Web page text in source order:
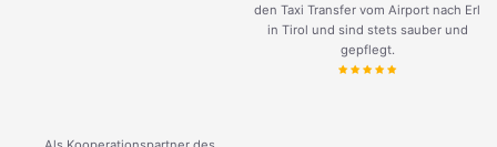
den Taxi Transfer vom Airport nach Erl
in Tirol und sind stets sauber und
gepflegt.